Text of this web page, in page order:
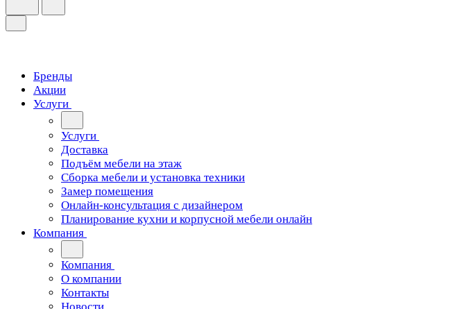
Бренды
Акции
Услуги
Услуги
Доставка
Подъём мебели на этаж
Сборка мебели и установка техники
Замер помещения
Онлайн-консультация с дизайнером
Планирование кухни и корпусной мебели онлайн
Компания
Компания
О компании
Контакты